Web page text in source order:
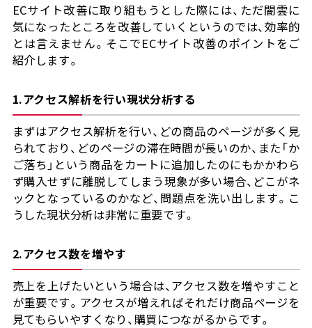
ECサイト改善に取り組もうとした際には、ただ闇雲に
気になったところを改善していくというのでは、効率的
とは言えません。そこでECサイト改善のポイントをご
紹介します。
1.アクセス解析を行い現状分析する
まずはアクセス解析を行い、どの商品のページが多く見
られており、どのページの滞在時間が長いのか、また「か
ご落ち」という商品をカートに追加したのにもかかわら
ず購入せずに離脱してしまう現象が多い場合、どこがネ
ックとなっているのかなど、問題点を洗い出します。こ
うした現状分析は非常に重要です。
2.アクセス数を増やす
売上を上げたいという場合は、アクセス数を増やすこと
が重要です。アクセスが増えればそれだけ商品ページを
見てもらいやすくなり、購買につながるからです。